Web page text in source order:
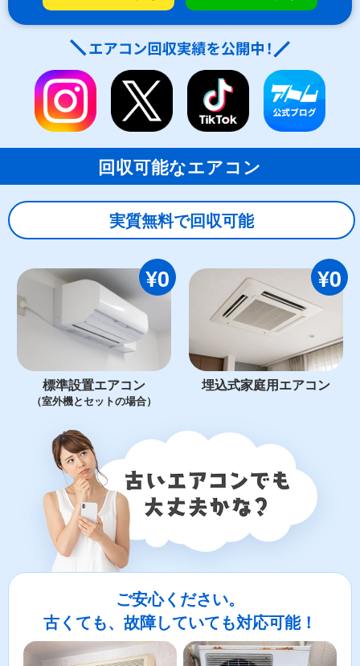
回収可能なエアコン
実質無料で回収可能
¥0
標準設置エアコン
（室外機とセットの場合）
¥0
埋込式家庭用エアコン
ご安心ください。
古くても、故障していても対応可能！